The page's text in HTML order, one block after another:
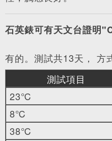
石英錶可有天文台證明
有的。測試共13天， 方
測試項目
23℃
8℃
38℃